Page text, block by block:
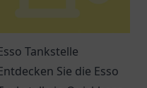
Tankstelle
Sie die Esso